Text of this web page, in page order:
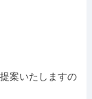
案いたしますの